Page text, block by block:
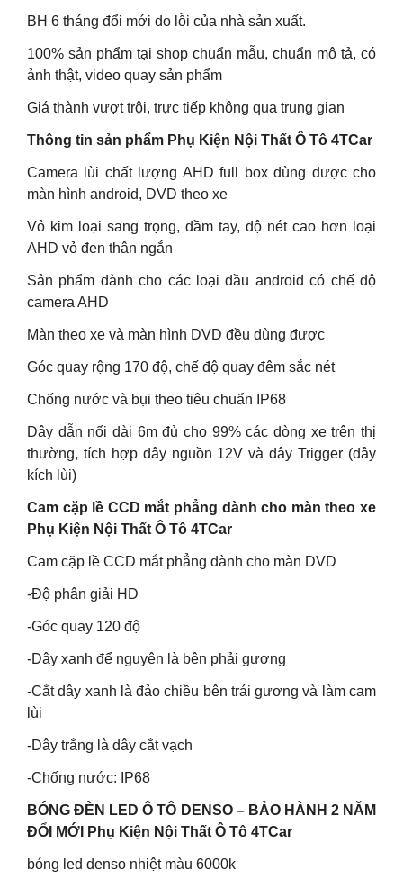
BH 6 tháng đổi mới do lỗi của nhà sản xuất.
100% sản phẩm tại shop chuẩn mẫu, chuẩn mô tả, có
ảnh thật, video quay sản phẩm
Giá thành vượt trội, trực tiếp không qua trung gian
Thông tin sản phẩm Phụ Kiện Nội Thất Ô Tô 4TCar
Camera lùi chất lượng AHD full box dùng được cho
màn hình android, DVD theo xe
Vỏ kim loại sang trọng, đầm tay, độ nét cao hơn loại
AHD vỏ đen thân ngắn
Sản phẩm dành cho các loại đầu android có chế độ
camera AHD
Màn theo xe và màn hình DVD đều dùng được
Góc quay rộng 170 độ, chế độ quay đêm sắc nét
Chống nước và bụi theo tiêu chuẩn IP68
Dây dẫn nối dài 6m đủ cho 99% các dòng xe trên thị
thường, tích hợp dây nguồn 12V và dây Trigger (dây
kích lùi)
Cam cặp lề CCD mắt phẳng dành cho màn theo xe
Phụ Kiện Nội Thất Ô Tô 4TCar
Cam cặp lề CCD mắt phẳng dành cho màn DVD
-Độ phân giải HD
-Góc quay 120 độ
-Dây xanh để nguyên là bên phải gương
-Cắt dây xanh là đảo chiều bên trái gương và làm cam
lùi
-Dây trắng là dây cắt vạch
-Chống nước: IP68
BÓNG ĐÈN LED Ô TÔ DENSO – BẢO HÀNH 2 NĂM
ĐỔI MỚI Phụ Kiện Nội Thất Ô Tô 4TCar
bóng led denso nhiệt màu 6000k